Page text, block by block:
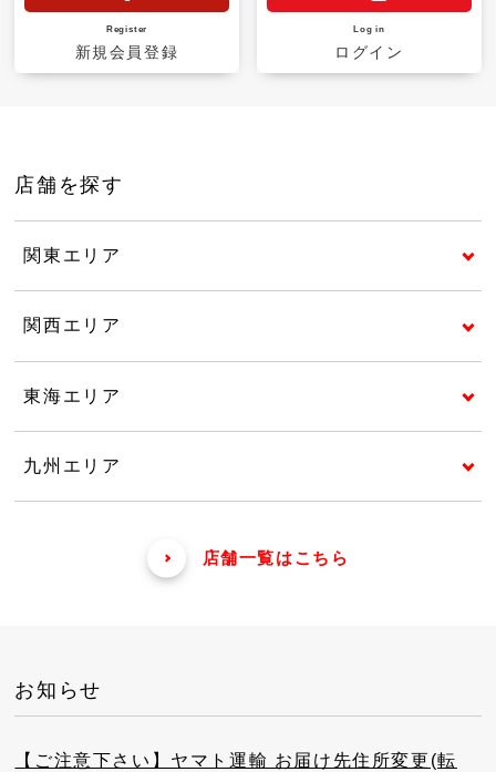
Register
新規会員登録
Log in
ログイン
店舗を探す
関東エリア
関西エリア
東海エリア
九州エリア
店舗一覧はこちら
お知らせ
【ご注意下さい】ヤマト運輸 お届け先住所変更(転